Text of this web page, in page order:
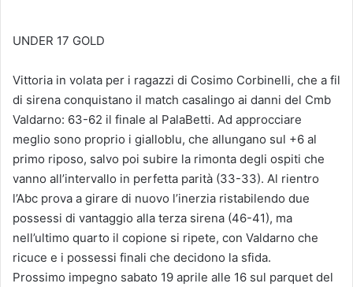
UNDER 17 GOLD
Vittoria in volata per i ragazzi di Cosimo Corbinelli, che a fil
di sirena conquistano il match casalingo ai danni del Cmb
Valdarno: 63-62 il finale al PalaBetti. Ad approcciare
meglio sono proprio i gialloblu, che allungano sul +6 al
primo riposo, salvo poi subire la rimonta degli ospiti che
vanno all’intervallo in perfetta parità (33-33). Al rientro
l’Abc prova a girare di nuovo l’inerzia ristabilendo due
possessi di vantaggio alla terza sirena (46-41), ma
nell’ultimo quarto il copione si ripete, con Valdarno che
ricuce e i possessi finali che decidono la sfida.
Prossimo impegno sabato 19 aprile alle 16 sul parquet del